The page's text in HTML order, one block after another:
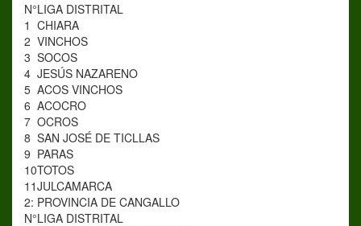
N°LIGA DISTRITAL
1 CHIARA
2 VINCHOS
3 SOCOS
4 JESÚS NAZARENO
5 ACOS VINCHOS
6 ACOCRO
7 OCROS
8 SAN JOSÉ DE TICLLAS
9 PARAS
10TOTOS
11JULCAMARCA
2: PROVINCIA DE CANGALLO
N°LIGA DISTRITAL